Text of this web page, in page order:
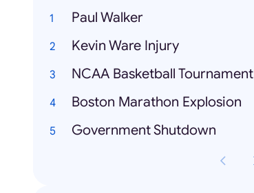
Paul Walker
Kevin Ware Injury
NCAA Basketball Tournament
Boston Marathon Explosion
Government Shutdown